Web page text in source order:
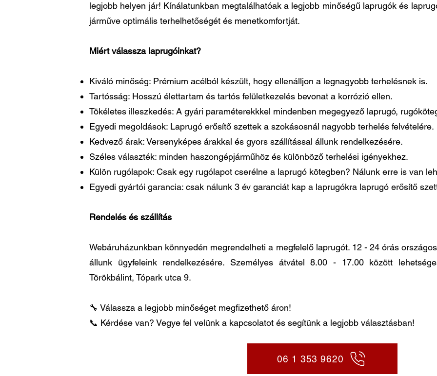
legjobb helyen jár! Kínálatunkban megtalálhatóak a legjobb minőségű laprugók és
járműve optimális terhelhetőségét és menetkomfortját.
Miért válassza laprugóinkat?
Kiváló minőség: Prémium acélból készült, hogy ellenálljon a legnagyobb terhelésnek is.
Tartósság: Hosszú élettartam és tartós felületkezelés bevonat a korrózió ellen.
Tökéletes illeszkedés: A gyári paraméterekkkel mindenben megegyező laprugó,
Egyedi megoldások: Laprugó erősítő szettek a szokásosnál nagyobb terhelés felvételére.
Kedvező árak: Versenyképes árakkal és gyors szállítással állunk rendelkezésére.
Széles választék: minden haszongépjárműhöz és különböző terhelési igényekhez.
Külön rugólapok: Csak egy rugólapot cserélne a laprugó kötegben? Nálunk erre is van
Egyedi gyártói garancia: csak nálunk 3 év garanciát kap a laprugókra laprugó erősítő
Rendelés és szállítás
Webáruházunkban könnyedén megrendelheti a megfelelő laprugót. 12 - 24 órás
állunk ügyfeleink rendelkezésére. Személyes átvátel 8.00 - 17.00 között
Törökbálint, Tópark utca 9.
🔧 Válassza a legjobb minőséget megfizethető áron!
📞 Kérdése van? Vegye fel velünk a kapcsolatot és segítünk a legjobb választásban!
06 1 353 9620